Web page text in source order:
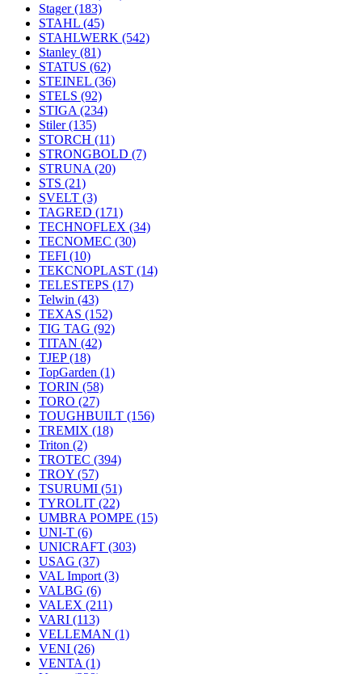
Stager(183)
STAHL (45)
STAHLWERK (542)
Stanley (81)
STATUS (62)
STEINEL (36)
STELS (92)
STIGA (234)
Stiler(135)
STORCH (11)
STRONGBOLD (7)
STRUNA (20)
STS (21)
SVELT (3)
TAGRED (171)
TECHNOFLEX (34)
TECNOMEC (30)
TEFI (10)
TEKCNOPLAST (14)
TELESTEPS (17)
Telwin (43)
TEXAS (152)
TIG TAG (92)
TITAN (42)
TJEP(18)
TopGarden (1)
TORIN (58)
TORO (27)
TOUGHBUILT (156)
TREMIX (18)
Triton (2)
TROTEC (394)
TROY (57)
TSURUMI (51)
TYROLIT (22)
UMBRA POMPE (15)
UNI-T (6)
UNICRAFT (303)
USAG (37)
VAL Import (3)
VALBG (6)
VALEX (211)
VARI (113)
VELLEMAN (1)
VENI (26)
VENTA (1)